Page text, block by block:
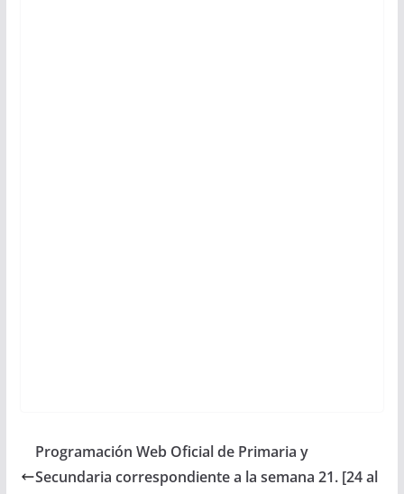
Programación Web Oficial de Primaria y
Secundaria correspondiente a la semana 21. [24 al